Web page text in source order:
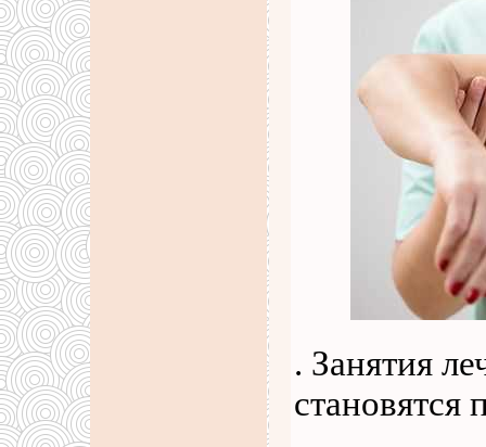
. Занятия
становятся